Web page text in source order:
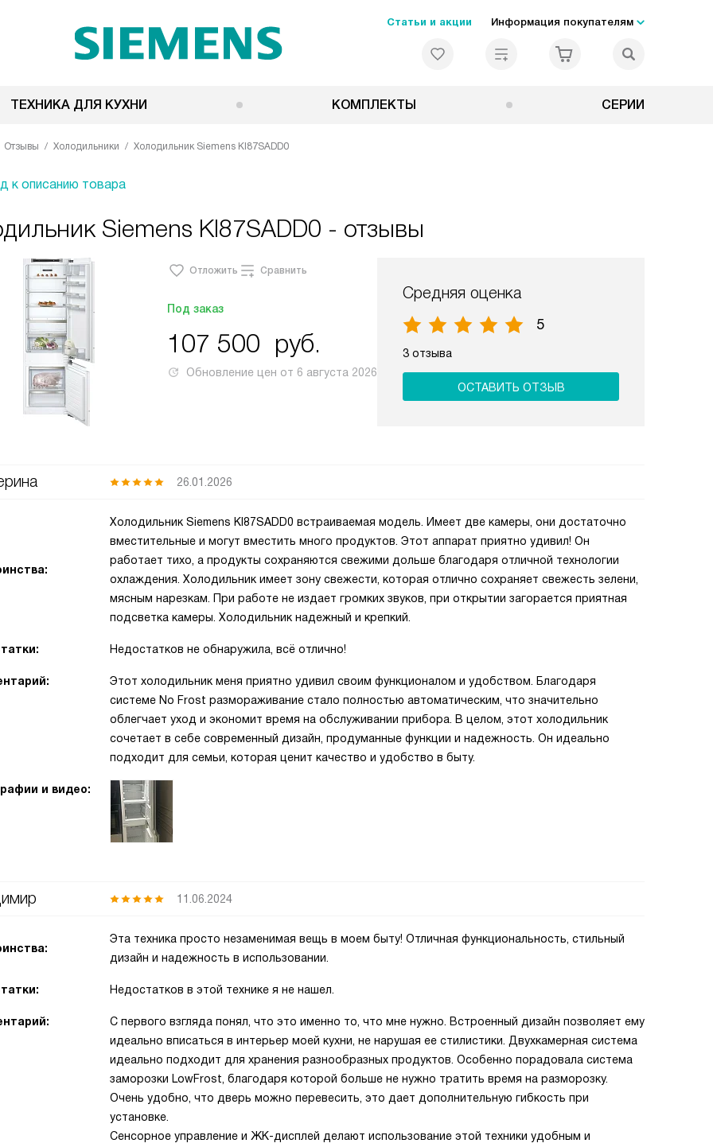
Статьи и акции Информация покупателям
ТЕХНИКА ДЛЯ КУХНИ КОМПЛЕКТЫ СЕРИИ
Отзывы Холодильники Холодильник Siemens KI87SADD0
к описанию товара
Siemens KI87SADD0 - отзывы
Отложить Сравнить
Под заказ
107 500 руб.
Обновление цен от 6 августа 2026
Средняя оценка
5
3 отзыва
ОСТАВИТЬ ОТЗЫВ
26.01.2026
Холодильник Siemens KI87SADD0 встраиваемая модель. Имеет две камеры, они достаточно
вместительные и могут вместить много продуктов. Этот аппарат приятно удивил! Он
работает тихо, а продукты сохраняются свежими дольше благодаря отличной технологии
охлаждения. Холодильник имеет зону свежести, которая отлично сохраняет свежесть зелени,
мясным нарезкам. При работе не издает громких звуков, при открытии загорается приятная
подсветка камеры. Холодильник надежный и крепкий.
Недостатков не обнаружила, всё отлично!
Этот холодильник меня приятно удивил своим функционалом и удобством. Благодаря
системе No Frost размораживание стало полностью автоматическим, что значительно
облегчает уход и экономит время на обслуживании прибора. В целом, этот холодильник
сочетает в себе современный дизайн, продуманные функции и надежность. Он идеально
подходит для семьи, которая ценит качество и удобство в быту.
и видео:
11.06.2024
Эта техника просто незаменимая вещь в моем быту! Отличная функциональность, стильный
дизайн и надежность в использовании.
Недостатков в этой технике я не нашел.
С первого взгляда понял, что это именно то, что мне нужно. Встроенный дизайн позволяет ему
идеально вписаться в интерьер моей кухни, не нарушая ее стилистики. Двухкамерная система
идеально подходит для хранения разнообразных продуктов. Особенно порадовала система
заморозки LowFrost, благодаря которой больше не нужно тратить время на разморозку.
Очень удобно, что дверь можно перевесить, это дает дополнительную гибкость при
установке.
Сенсорное управление и ЖК-дисплей делают использование этой техники удобным и